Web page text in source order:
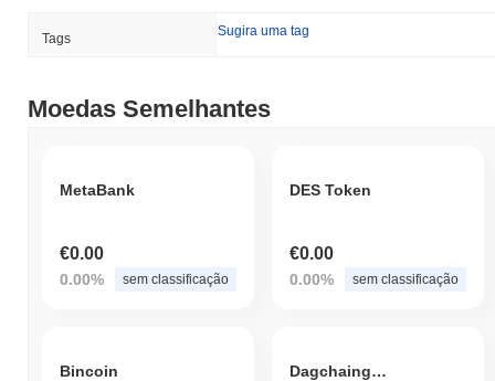
Tags Sugira uma tag
Moedas Semelhantes
MetaBank
€0.00
0.00% sem classificação
DES Token
€0.00
0.00% sem classificação
Bincoin Dagchaing Participation Token